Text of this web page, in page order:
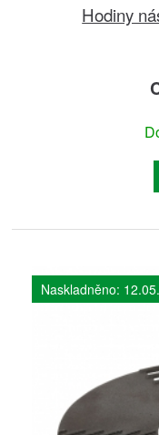
Hodiny
Naskladněno: